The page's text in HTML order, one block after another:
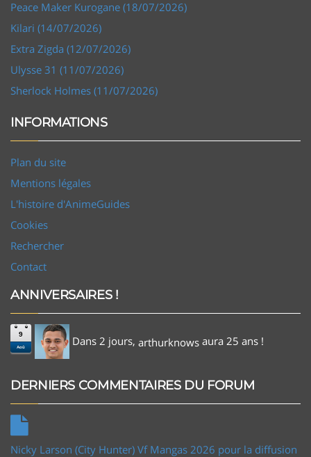
Peace Maker Kurogane (18/07/2026)
Kilari (14/07/2026)
Extra Zigda (12/07/2026)
Ulysse 31 (11/07/2026)
Sherlock Holmes (11/07/2026)
INFORMATIONS
Plan du site
Mentions légales
L'histoire d'AnimeGuides
Cookies
Rechercher
Contact
ANNIVERSAIRES !
9
Aoû Dans 2 jours, arthurknows aura 25 ans !
DERNIERS COMMENTAIRES DU FORUM
Nicky Larson (City Hunter) Vf Mangas 2026 pour la diffusion